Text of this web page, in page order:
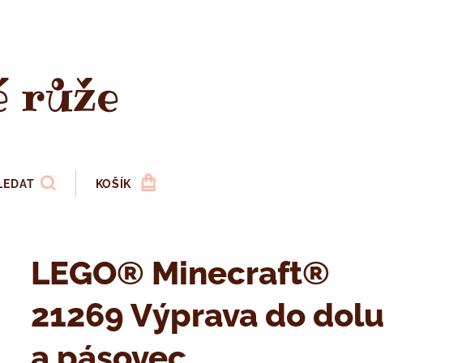
růže
KOŠÍK
LEGO® Minecraft®
21269 Výprava do dolu